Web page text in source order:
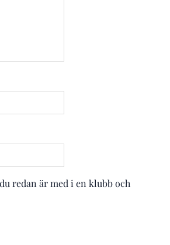
redan är med i en klubb och